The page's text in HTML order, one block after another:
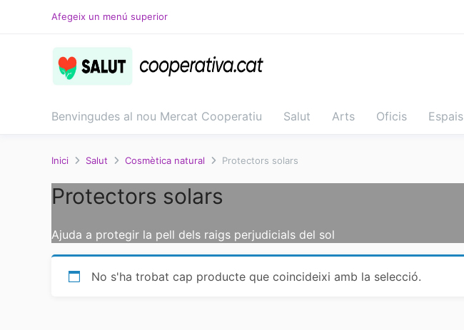
Afegeix un menú superior
Benvingudes al nou Mercat Cooperatiu Salut Arts Oficis Espais
Inici Salut Cosmètica natural Protectors solars
Protectors solars
Ajuda a protegir la pell dels raigs perjudicials del sol
No s'ha trobat cap producte que coincideixi amb la selecció.